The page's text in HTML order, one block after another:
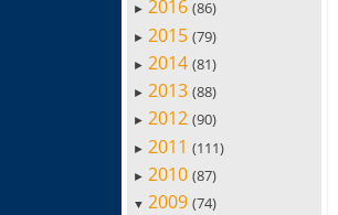
► 2016 (86)
► 2015 (79)
► 2014 (81)
► 2013 (88)
► 2012 (90)
► 2011 (111)
► 2010 (87)
▼ 2009 (74)